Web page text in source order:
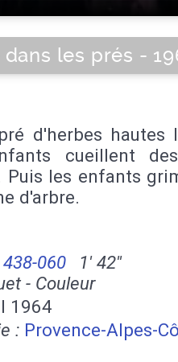
dans les prés -
d'herbes hautes
cueillent
Puis les enfants
d'arbre.
060
1' 42''
- Couleur
1964
: Provence-Alpes-